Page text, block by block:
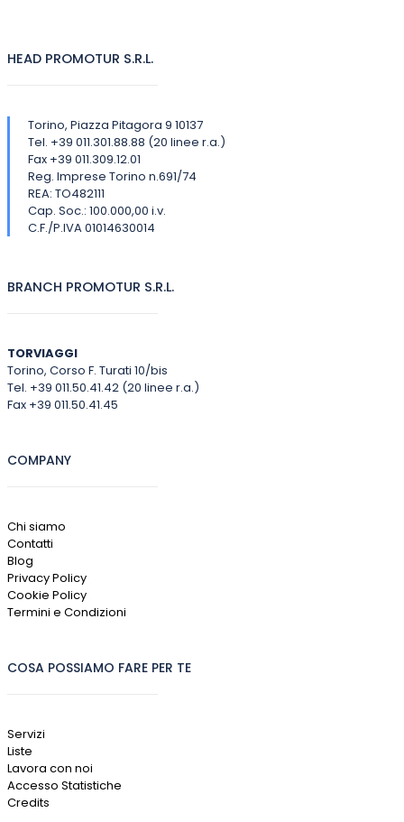
HEAD PROMOTUR S.R.L.
Torino, Piazza Pitagora 9 10137
Tel. +39 011.301.88.88 (20 linee r.a.)
Fax +39 011.309.12.01
Reg. Imprese Torino n.691/74
REA: TO482111
Cap. Soc.: 100.000,00 i.v.
C.F./P.IVA 01014630014
BRANCH PROMOTUR S.R.L.
TORVIAGGI
Torino, Corso F. Turati 10/bis
Tel. +39 011.50.41.42 (20 linee r.a.)
Fax +39 011.50.41.45
COMPANY
Chi siamo
Contatti
Blog
Privacy Policy
Cookie Policy
Termini e Condizioni
COSA POSSIAMO FARE PER TE
Servizi
Liste
Lavora con noi
Accesso Statistiche
Credits